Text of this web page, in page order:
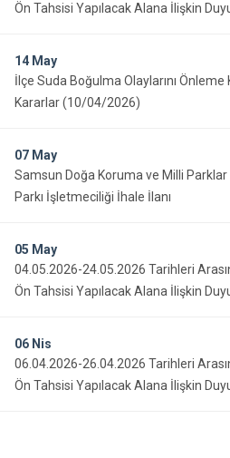
Ön Tahsisi Yapılacak Alana İlişkin
14 May
İlçe Suda Boğulma Olaylarını
Kararlar (10/04/2026)
07 May
Samsun Doğa Koruma ve Milli
Parkı İşletmeciliği İhale İlanı
05 May
04.05.2026-24.05.2026 Tarihleri
Ön Tahsisi Yapılacak Alana İlişkin
06 Nis
06.04.2026-26.04.2026 Tarihleri
Ön Tahsisi Yapılacak Alana İlişkin